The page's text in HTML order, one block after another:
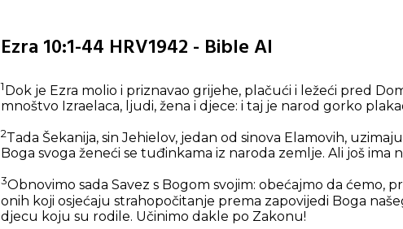
Ezra 10:1-44 HRV1942 - Bible AI
1Dok je Ezra molio i priznavao grijehe, plačući i ležeći pred
mnoštvo Izraelaca, ljudi, žena i djece: i taj je narod gorko
2Tada Šekanija, sin Jehielov, jedan od sinova Elamovih,
Boga svoga ženeći se tuđinkama iz naroda zemlje. Ali još ima
3Obnovimo sada Savez s Bogom svojim: obećajmo da ćemo,
onih koji osjećaju strahopočitanje prema zapovijedi Boga
djecu koju su rodile. Učinimo dakle po Zakonu!